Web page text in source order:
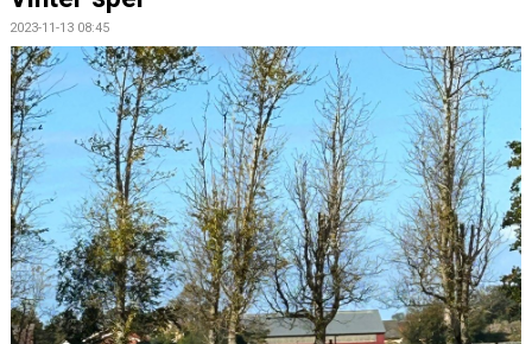
BILDGALLERI
KONTAKT
2023-11-13 08:45